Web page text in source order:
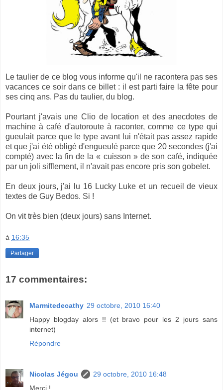
Le taulier de ce blog vous informe qu'il ne racontera pas ses
vacances ce soir dans ce billet : il est parti faire la fête pour
ses cinq ans. Pas du taulier, du blog.
Pourtant j'avais une Clio de location et des anecdotes de
machine à café d'autoroute à raconter, comme ce type qui
gueulait parce que le type avant lui n'était pas assez rapide
et que j'ai été obligé d'engueulé parce que 20 secondes (j'ai
compté) avec la fin de la « cuisson » de son café, indiquée
par un joli sifflement, il n'avait pas encore pris son gobelet.
En deux jours, j'ai lu 16 Lucky Luke et un recueil de vieux
textes de Guy Bedos. Si !
On vit très bien (deux jours) sans Internet.
à 16:35
Partager
17 commentaires:
Marmitedecathy 29 octobre, 2010 16:40
Happy blogday alors !! (et bravo pour les 2 jours sans
internet)
Répondre
Nicolas Jégou
29 octobre, 2010 16:48
Merci !